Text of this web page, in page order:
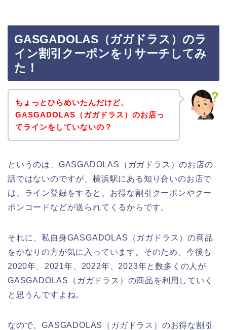
GASGADOLAS（ガガドラス）のラ
イン割引クーポンをリサーチしてみ
た！
ちょっとひらめいたんだけど、
GASGADOLAS（ガガドラス）のお店っ
てラインをしていないの？
というのは、GASGADOLAS（ガガドラス）のお店の
話ではないのですが、横浜駅にある知り合いのお店で
は、ライン登録をすると、お得な割引クーポンやクー
ポンコードなどが送られてくるからです。
それに、私自身GASGADOLAS（ガガドラス）の商品
をかなりの方が気に入っています。そのため、今後も
2020年、2021年、2022年、2023年と数多くの人が
GASGADOLAS（ガガドラス）の商品を利用していく
と思うんですよね。
なので、GASGADOLAS（ガガドラス）のお得な割引